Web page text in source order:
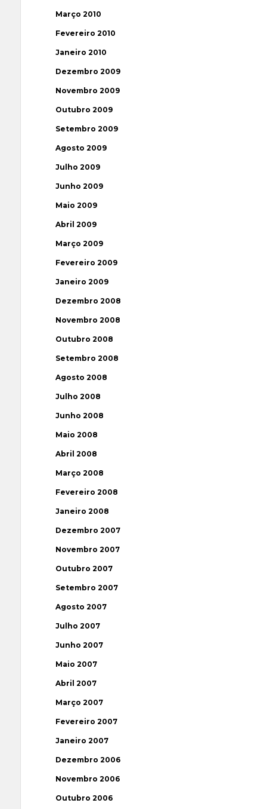
Março 2010
Fevereiro 2010
Janeiro 2010
Dezembro 2009
Novembro 2009
Outubro 2009
Setembro 2009
Agosto 2009
Julho 2009
Junho 2009
Maio 2009
Abril 2009
Março 2009
Fevereiro 2009
Janeiro 2009
Dezembro 2008
Novembro 2008
Outubro 2008
Setembro 2008
Agosto 2008
Julho 2008
Junho 2008
Maio 2008
Abril 2008
Março 2008
Fevereiro 2008
Janeiro 2008
Dezembro 2007
Novembro 2007
Outubro 2007
Setembro 2007
Agosto 2007
Julho 2007
Junho 2007
Maio 2007
Abril 2007
Março 2007
Fevereiro 2007
Janeiro 2007
Dezembro 2006
Novembro 2006
Outubro 2006